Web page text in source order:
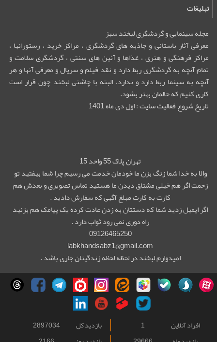
تبلیغات
مجله سینمایی و گردشگری لبخند سبز
معرفی آثار باستانی و جاذبه های گردشگری ، مراکز خرید ، رستورانها ،
مراکز فرهنگی و هنری ، غذاها و آئین های سنتی ، گردشگری سلامت و
تمام آنچه به گردشگری ربط دارد و نقد فیلم و سریال و معرفی آنها و هر
آنچه به سینما ربط دارد و ندارد، البته با چاشنی لبخند چون قرار است
کاری کنیم که حالمان بهتر بشود.
تاریخ شروع فعالیت سایت : اول دی ماه 1401
تهران پلاک 55 واحد 15
والا به خدا شما زنگ بزن ما خودمان خدمت می رسیم چرا شما بیفتید تو
زحمت اگر هم خیلی مشتاق دیدن ما هستید تماس تصویری و بعدش هم
کارت به کارت مبلغ آگهی که سفارش دادید .
اگر ایمیل زدید شما که دستتان به زدن عادت کرده یک پیامک هم بزنید
راه دوری نمی رود ثواب دارد .
09126465250
labkhandsabz1@gmail.com
امیدوارم لبخند در لحظه لحظه زندگیتان جاری باشد .
افراد آنلاین 1 بازدید کل
2897034